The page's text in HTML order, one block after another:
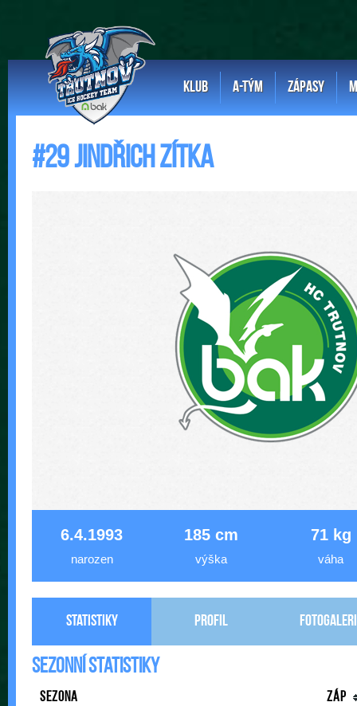
KLUB A-TÝM ZÁPASY
#29 Jindřich Zítka
6.4.1993
narozen
185 cm
výška
71 kg
váha
Statistiky Profil
Sezonní statistiky
Sezona
Záp